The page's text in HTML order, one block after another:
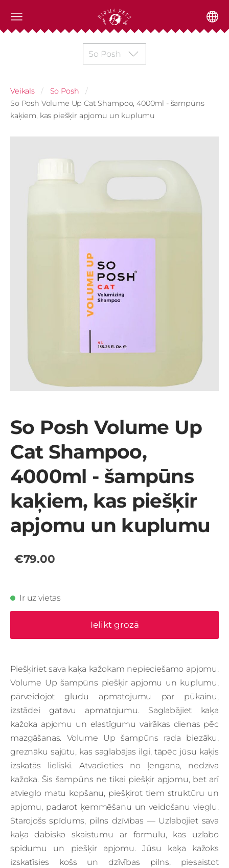
So Posh
Veikals
So Posh
So Posh Volume Up Cat Shampoo, 4000ml - šampūns
kaķiem, kas piešķir apjomu un kuplumu
So Posh Volume Up
Cat Shampoo,
4000ml - šampūns
kaķiem, kas piešķir
apjomu un kuplumu
€79.00
Ir uz vietas
Ielikt grozā
Piešķiriet sava kaķa kažokam nepieciešamo apjomu.
Volume Up šampūns piešķir apjomu un kuplumu,
pārveidojot gludu apmatojumu par pūkainu,
izstādei gatavu apmatojumu. Saglabājiet kaķa
kažoka apjomu un elastīgumu vairākas dienas pēc
mazgāšanas. Volume Up šampūns rada biezāku,
greznāku sajūtu, kas saglabājas ilgi, tāpēc jūsu kaķis
izskatās lieliski. Atvadieties no ļengana, nedzīva
kažoka. Šis šampūns ne tikai piešķir apjomu, bet arī
atvieglo matu kopšanu, piešķirot tiem struktūru un
apjomu, padarot ķemmēšanu un veidošanu vieglu.
Starojošs spīdums, pilns dzīvības — Uzlabojiet sava
kaķa dabisko skaistumu ar formulu, kas uzlabo
spīdumu un piešķir apjomu. Jūsu kaķa kažoks
izskatīsies košs un dzīvības pilns, piesaistot